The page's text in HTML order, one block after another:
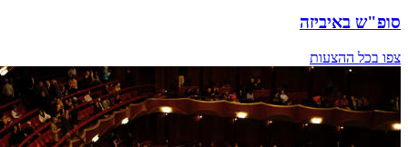
סופ"ש באיביזה
צפו בכל ההצעות